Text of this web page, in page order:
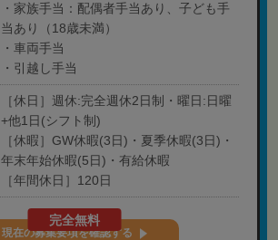
・家族手当：配偶者手当あり、子ども手
当あり（18歳未満）
・車両手当
・引越し手当
［休日］週休:完全週休2日制・曜日:日曜
+他1日(シフト制)
［休暇］GW休暇(3日)・夏季休暇(3日)・
年末年始休暇(5日)・有給休暇
［年間休日］120日
完全無料
現在の募集要項を確認する